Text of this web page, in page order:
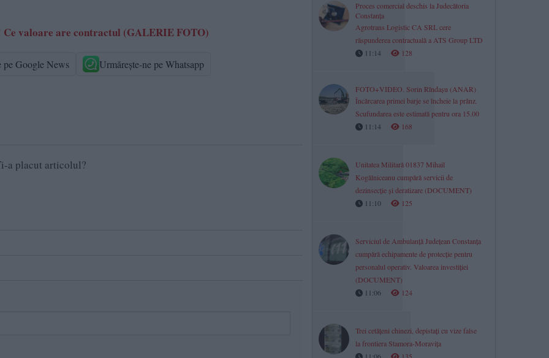
valoare are contractul (GALERIE FOTO)
pe Google News Urmărește-ne pe Whatsapp
a placut articolul?
Proces comercial deschis la Judecătoria
Constanța
Agrotrans Logistic CA SRL cere
răspunderea contractuală a ATS Group LTD
11:14
128
FOTO+VIDEO. Sorin Rîndașu (ANAR)
Încărcarea primei barje se încheie la prânz.
Scufundarea este estimată pentru ora 15.00
11:14
168
Unitatea Militară 01837 Mihail
Kogălniceanu cumpără servicii de
dezinsecție și deratizare (DOCUMENT)
11:10
125
Serviciul de Ambulanță Județean Constanța
cumpără echipamente de protecție pentru
personalul operativ. Valoarea investiției
(DOCUMENT)
11:06
124
Trei cetățeni chinezi, depistați cu vize false
la frontiera Stamora-Moravița